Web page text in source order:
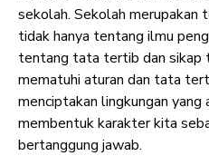
sekolah. Sekolah merupakan
tidak hanya tentang ilmu
tentang tata tertib dan sikap
mematuhi aturan dan tata
menciptakan lingkungan
membentuk karakter kita
bertanggung jawab.